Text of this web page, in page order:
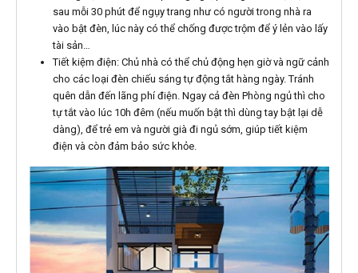
sau mỗi 30 phút để ngụy trang như có người trong nhà ra
vào bật đèn, lúc này có thể chống được trộm để ý lẻn vào lấy
tài sản…
Tiết kiệm điện: Chủ nhà có thể chủ động hẹn giờ và ngữ cảnh
cho các loại đèn chiếu sáng tự động tắt hàng ngày. Tránh
quên dẫn đến lãng phí điện. Ngay cả đèn Phòng ngủ thì cho
tự tắt vào lúc 10h đêm (nếu muốn bật thì dùng tay bật lại dễ
dàng), để trẻ em và người già đi ngủ sớm, giúp tiết kiệm
điện và còn đảm bảo sức khỏe.